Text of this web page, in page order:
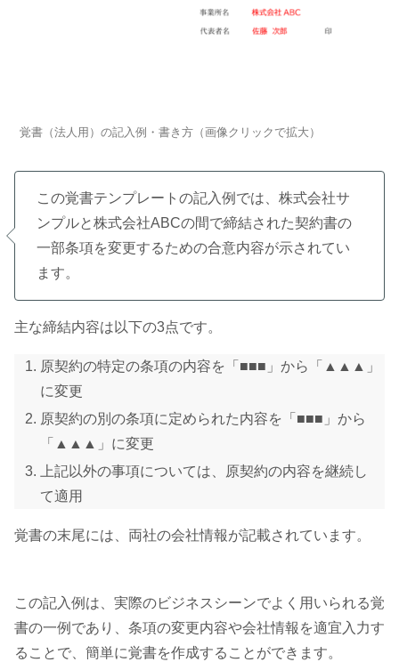
覚書（法人用）の記入例・書き方（画像クリックで拡大）
この覚書テンプレートの記入例では、株式会社サ
ンプルと株式会社ABCの間で締結された契約書の
一部条項を変更するための合意内容が示されてい
ます。
主な締結内容は以下の3点です。
原契約の特定の条項の内容を「■■■」から「▲▲▲」
に変更
原契約の別の条項に定められた内容を「■■■」から
「▲▲▲」に変更
上記以外の事項については、原契約の内容を継続し
て適用
覚書の末尾には、両社の会社情報が記載されています。
この記入例は、実際のビジネスシーンでよく用いられる覚
書の一例であり、条項の変更内容や会社情報を適宜入力す
ることで、簡単に覚書を作成することができます。